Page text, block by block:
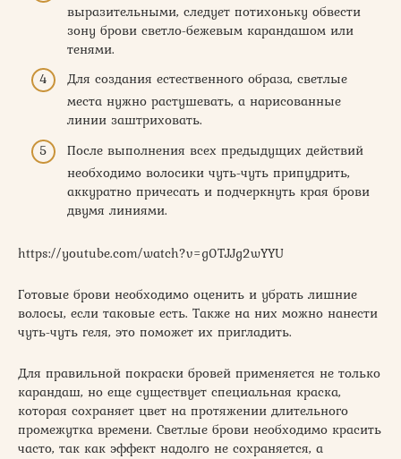
выразительными, следует потихоньку обвести
зону брови светло-бежевым карандашом или
тенями.
Для создания естественного образа, светлые
места нужно растушевать, а нарисованные
линии заштриховать.
После выполнения всех предыдущих действий
необходимо волосики чуть-чуть припудрить,
аккуратно причесать и подчеркнуть края брови
двумя линиями.
https://youtube.com/watch?v=g0TJJg2wYYU
Готовые брови необходимо оценить и убрать лишние
волосы, если таковые есть. Также на них можно нанести
чуть-чуть геля, это поможет их пригладить.
Для правильной покраски бровей применяется не только
карандаш, но еще существует специальная краска,
которая сохраняет цвет на протяжении длительного
промежутка времени. Светлые брови необходимо красить
часто, так как эффект надолго не сохраняется, а